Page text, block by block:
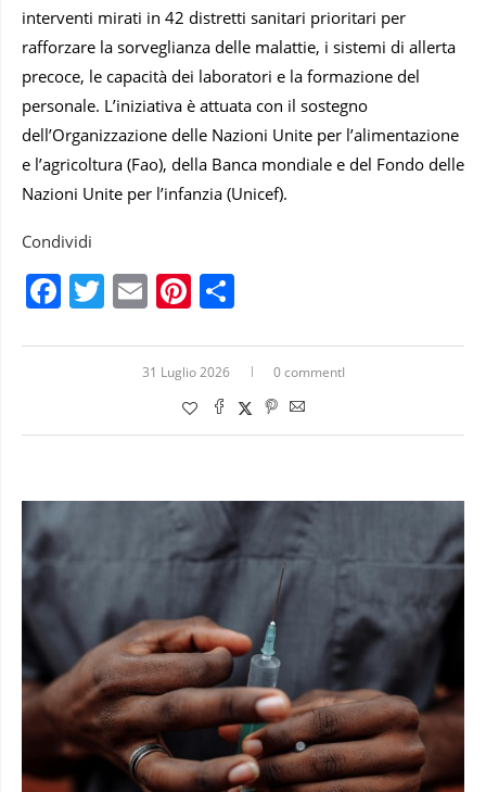
interventi mirati in 42 distretti sanitari prioritari per
rafforzare la sorveglianza delle malattie, i sistemi di allerta
precoce, le capacità dei laboratori e la formazione del
personale. L’iniziativa è attuata con il sostegno
dell’Organizzazione delle Nazioni Unite per l’alimentazione
e l’agricoltura (Fao), della Banca mondiale e del Fondo delle
Nazioni Unite per l’infanzia (Unicef).
Condividi
Facebook
Twitter
EmailPinterest
31 Luglio 2026 0 commentI